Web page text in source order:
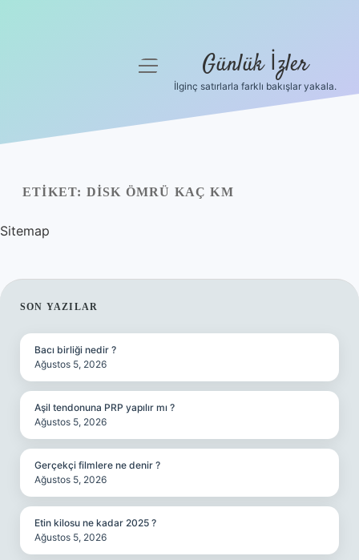
Yasal Uyarı
Hakkımızda
menüyü
Günlük İzler
İlginç satırlarla farklı bakışlar yakala.
ETIKET: DISK ÖMRÜ KAÇ KM
Sitemap
SIDEBAR
SON YAZILAR
Bacı birliği nedir ?
Ağustos 5, 2026
Aşil tendonuna PRP yapılır mı ?
Ağustos 5, 2026
Gerçekçi filmlere ne denir ?
Ağustos 5, 2026
Etin kilosu ne kadar 2025 ?
Ağustos 5, 2026